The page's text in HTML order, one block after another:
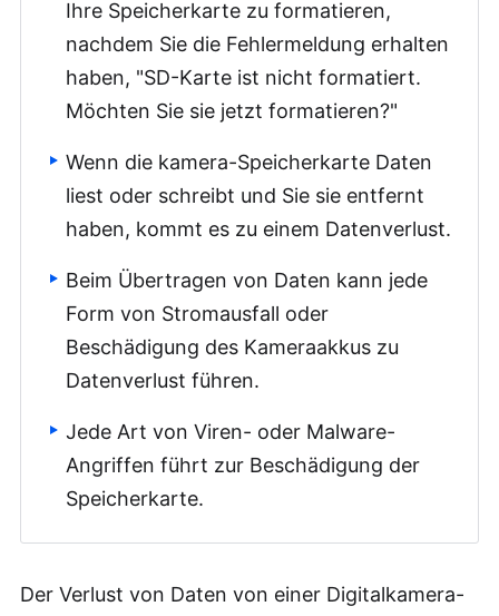
Ihre Speicherkarte zu formatieren,
nachdem Sie die Fehlermeldung erhalten
haben, "SD-Karte ist nicht formatiert.
Möchten Sie sie jetzt formatieren?"
Wenn die kamera-Speicherkarte Daten
liest oder schreibt und Sie sie entfernt
haben, kommt es zu einem Datenverlust.
Beim Übertragen von Daten kann jede
Form von Stromausfall oder
Beschädigung des Kameraakkus zu
Datenverlust führen.
Jede Art von Viren- oder Malware-
Angriffen führt zur Beschädigung der
Speicherkarte.
Der Verlust von Daten von einer Digitalkamera-